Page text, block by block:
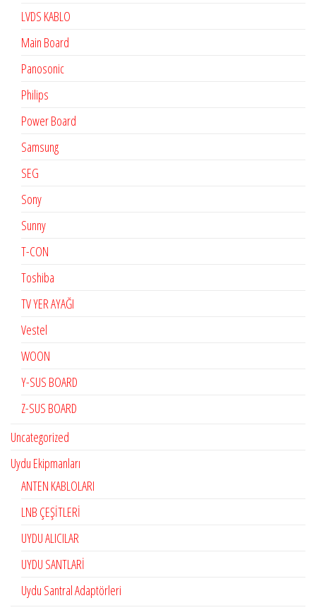
LVDS KABLO
Main Board
Panosonic
Philips
Power Board
Samsung
SEG
Sony
Sunny
T-CON
Toshiba
TV YER AYAĞI
Vestel
WOON
Y-SUS BOARD
Z-SUS BOARD
Uncategorized
Uydu Ekipmanları
ANTEN KABLOLARI
LNB ÇEŞİTLERİ
UYDU ALICILAR
UYDU SANTLARİ
Uydu Santral Adaptörleri